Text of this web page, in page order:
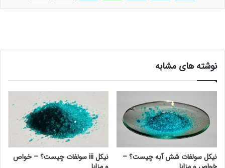
نوشته های مشابه
نیکل سولفات شش آبه چیست؟ –
نیکل iii سولفات چیست؟ – خواص